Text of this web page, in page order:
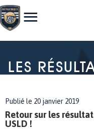
LES
Publié le 20 janvier 2019
Retour sur les
USLD !